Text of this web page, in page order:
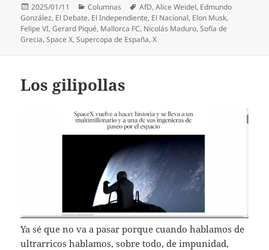
Publicado
el
2025/01/11 Categorías
Columnas Etiquetas
AfD,Alice Weidel, Edmundo
González, El Debate, El Independiente, El Nacional, Elon Musk,
Felipe VI,Gerard Piqué, Mallorca FC, Nicolás Maduro,Sofía de
Grecia,Space X,Supercopa de España,X
Los gilipollas
Ya sé que no va a pasar porque cuando hablamos de
ultrarricos hablamos, sobre todo, de impunidad,